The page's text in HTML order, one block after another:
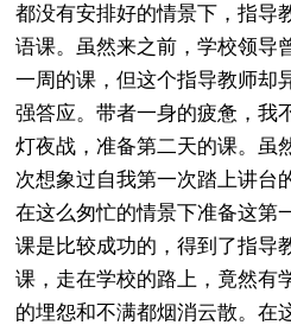
都没有安排好的情景下，指导
语课。虽然来之前，学校领导
一周的课，但这个指导教师却
强答应。带者一身的疲惫，我
灯夜战，准备第二天的课。虽
次想象过自我第一次踏上讲台
在这么匆忙的情景下准备这第
课是比较成功的，得到了指导
课，走在学校的路上，竟然有
的埋怨和不满都烟消云散。在